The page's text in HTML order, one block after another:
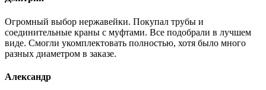
Огромный выбор нержавейки. Покупал трубы и
соединительные краны с муфтами. Все подобрали в лучшем
виде. Смогли укомплектовать полностью, хотя было много
разных диаметром в заказе.
Александр